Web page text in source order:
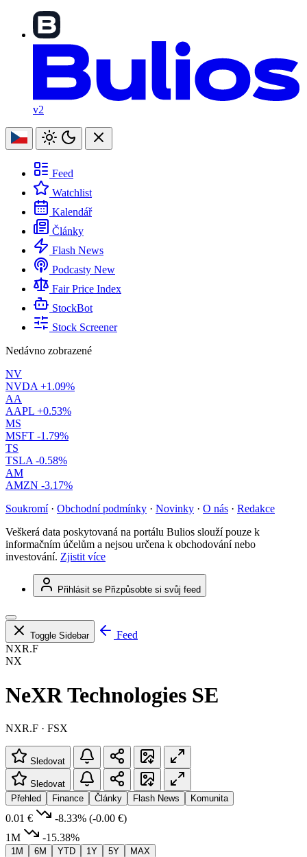
v2
Feed
Watchlist
Kalendář
Články
Flash News
Podcasty New
Fair Price Index
StockBot
Stock Screener
Nedávno zobrazené
NV
NVDA +1.09%
AA
AAPL +0.53%
MS
MSFT -1.79%
TS
TSLA -0.58%
AM
AMZN -3.17%
Soukromí · Obchodní podmínky · Novinky · O nás · Redakce
Veškerá data poskytovaná na portálu Bulios slouží pouze k
informačním účelům a nejsou určena k obchodování nebo
investování. Zjistit více
Přihlásit se Přizpůsobte si svůj feed
Toggle Sidebar
Feed
NXR.F
NX
NeXR Technologies SE
NXR.F · FSX
Sledovat
Sledovat
Přehled
Finance Články Flash News Komunita
0.01 € -8.33% (-0.00 €)
1M
-15.38%
1M 6M YTD 1Y 5Y MAX